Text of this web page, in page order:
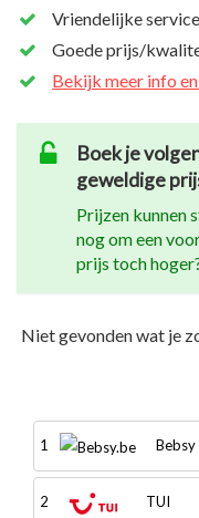
Vriendelijke service
Goede prijs/
Bekijk meer info
Boek je
geweldige
Prijzen kunnen
nog om een
prijs toch
Niet gevonden wat je
1 Bebsy
2 TUI